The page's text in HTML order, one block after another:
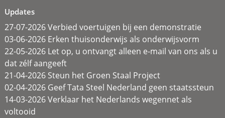
Updates
27-07-2026 Verbied voertuigen bij een demonstratie
03-06-2026 Erken thuisonderwijs als onderwijsvorm
22-05-2026 Let op, u ontvangt alleen e-mail van ons als u
dat zélf aangeeft
21-04-2026 Steun het Groen Staal Project
02-04-2026 Geef Tata Steel Nederland geen staatssteun
14-03-2026 Verklaar het Nederlands wegennet als
voltooid